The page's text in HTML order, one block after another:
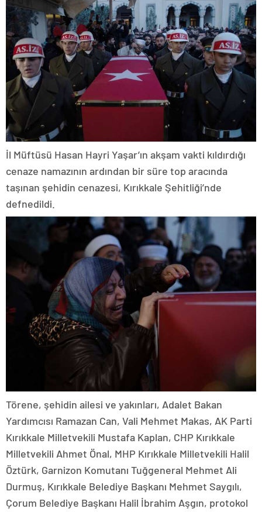
İl Müftüsü Hasan Hayri Yaşar’ın akşam vakti kıldırdığı
cenaze namazının ardından bir süre top aracında
taşınan şehidin cenazesi, Kırıkkale Şehitliği’nde
defnedildi.
Törene, şehidin ailesi ve yakınları, Adalet Bakan
Yardımcısı Ramazan Can, Vali Mehmet Makas, AK Parti
Kırıkkale Milletvekili Mustafa Kaplan, CHP Kırıkkale
Milletvekili Ahmet Önal, MHP Kırıkkale Milletvekili Halil
Öztürk, Garnizon Komutanı Tuğgeneral Mehmet Ali
Durmuş, Kırıkkale Belediye Başkanı Mehmet Saygılı,
Çorum Belediye Başkanı Halil İbrahim Aşgın, protokol